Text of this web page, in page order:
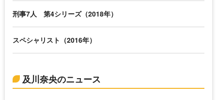
刑事7人 第4シリーズ（2018年）
スペシャリスト（2016年）
及川奈央のニュース